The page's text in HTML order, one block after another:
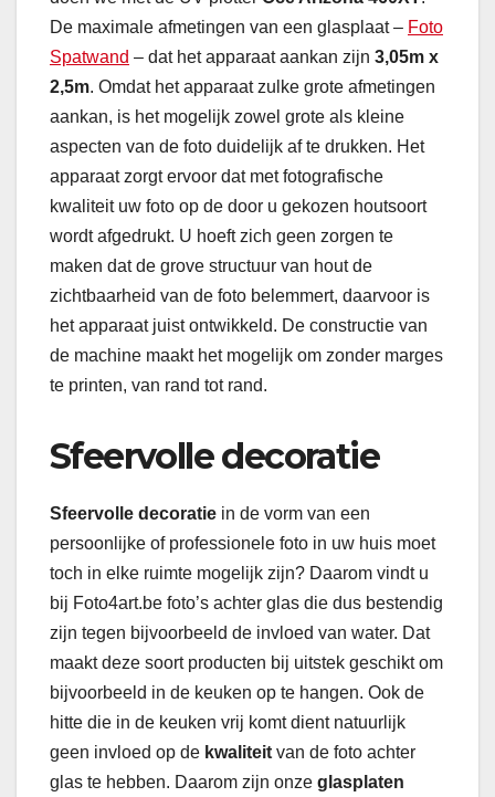
De maximale afmetingen van een glasplaat – Foto
Spatwand – dat het apparaat aankan zijn 3,05m x
2,5m. Omdat het apparaat zulke grote afmetingen
aankan, is het mogelijk zowel grote als kleine
aspecten van de foto duidelijk af te drukken. Het
apparaat zorgt ervoor dat met fotografische
kwaliteit uw foto op de door u gekozen houtsoort
wordt afgedrukt. U hoeft zich geen zorgen te
maken dat de grove structuur van hout de
zichtbaarheid van de foto belemmert, daarvoor is
het apparaat juist ontwikkeld. De constructie van
de machine maakt het mogelijk om zonder marges
te printen, van rand tot rand.
Sfeervolle decoratie
Sfeervolle decoratie in de vorm van een
persoonlijke of professionele foto in uw huis moet
toch in elke ruimte mogelijk zijn? Daarom vindt u
bij Foto4art.be foto’s achter glas die dus bestendig
zijn tegen bijvoorbeeld de invloed van water. Dat
maakt deze soort producten bij uitstek geschikt om
bijvoorbeeld in de keuken op te hangen. Ook de
hitte die in de keuken vrij komt dient natuurlijk
geen invloed op de kwaliteit van de foto achter
glas te hebben. Daarom zijn onze glasplaten